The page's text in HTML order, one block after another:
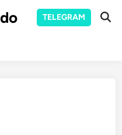
TELEGRAM